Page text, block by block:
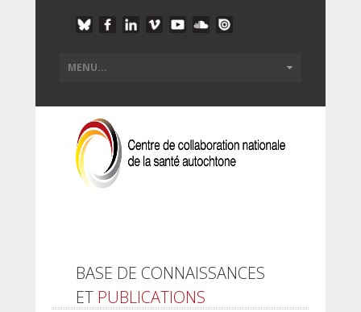
BASE DE CONNAISSANCES
ET PUBLICATIONS